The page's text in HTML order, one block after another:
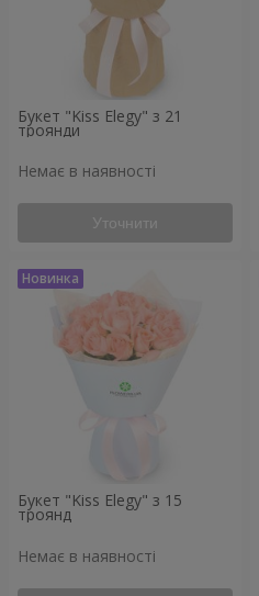
Букет "Kiss Elegy" з 21
троянди
Немає в наявності
Уточнити
Букет "Kiss Elegy" з 15
троянд
Немає в наявності